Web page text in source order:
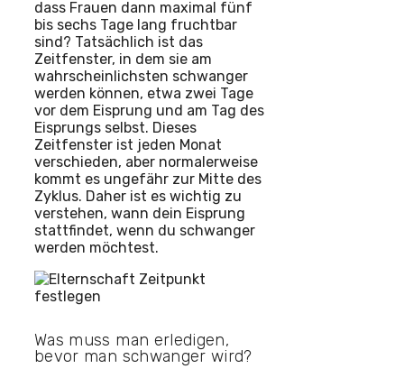
dass Frauen dann maximal fünf
bis sechs Tage lang fruchtbar
sind? Tatsächlich ist das
Zeitfenster, in dem sie am
wahrscheinlichsten schwanger
werden können, etwa zwei Tage
vor dem Eisprung und am Tag des
Eisprungs selbst. Dieses
Zeitfenster ist jeden Monat
verschieden, aber normalerweise
kommt es ungefähr zur Mitte des
Zyklus. Daher ist es wichtig zu
verstehen, wann dein Eisprung
stattfindet, wenn du schwanger
werden möchtest.
Was muss man erledigen,
bevor man schwanger wird?